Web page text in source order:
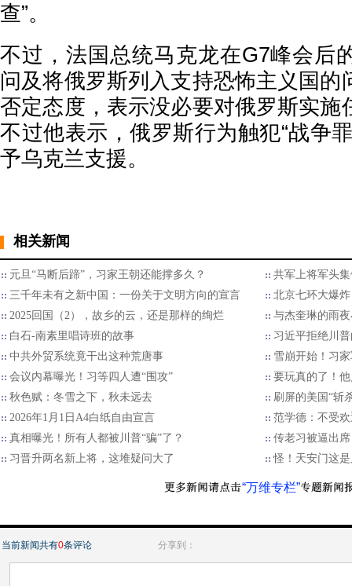
查”。
不过，法国总统马克龙在G7峰会后
问及将俄罗斯列入支持恐怖主义国的
否定态度，表示没必要对俄罗斯实施
不过他表示，俄罗斯行为触犯“战争
予乌克兰支援。
相关新闻
元旦“马断后蹄”，习家王朝还能撑多久？
共军上将军头
三千年未有之新中国：一份关于文明方向的宣言
北京七环大爆
2025回国（2），故乡的云，还是那样的绚烂
与杰奎琳的雨
白石-南素里唱诗班的故事
习近平拒绝川普
中共外贸系统竟干出这种荒唐事
雪崩开始！习
会议内幕曝光！习等四人遭“围攻”
要玩真的了！
秋色赋：冬雪之下，秋未远去
刷屏的美国“斩
2026年1月1日A4白纸自由宣言
范学德：不受
真相曝光！所有人都被川普“骗”了？
传老习被逼出
习晋升两名新上将，这堆疑问大了
怪！天安门这
“万维专栏”
当前新闻共有0条评论 分享到：